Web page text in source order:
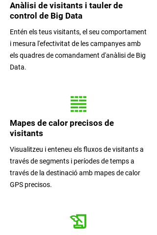
Anàlisi de visitants i tauler de
control de Big Data
Entén els teus visitants, el seu comportament
i mesura l'efectivitat de les campanyes amb
els quadres de comandament d'anàlisi de Big
Data.
Mapes de calor precisos de
visitants
Visualitzeu i enteneu els fluxos de visitants a
través de segments i períodes de temps a
través de la destinació amb mapes de calor
GPS precisos.